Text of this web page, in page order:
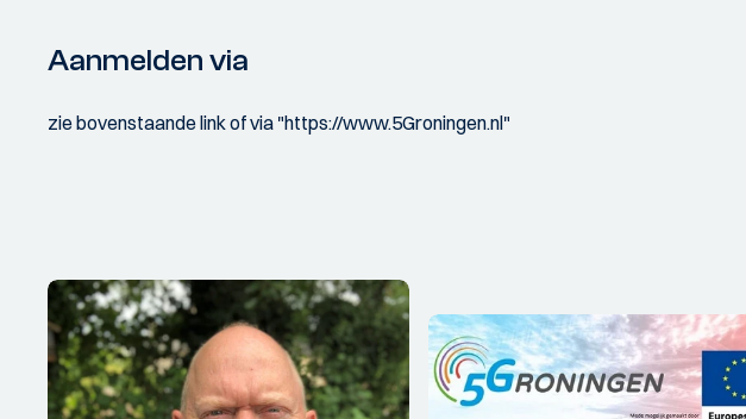
Aanmelden via
zie bovenstaande link of via "https://www.5Groningen.nl"